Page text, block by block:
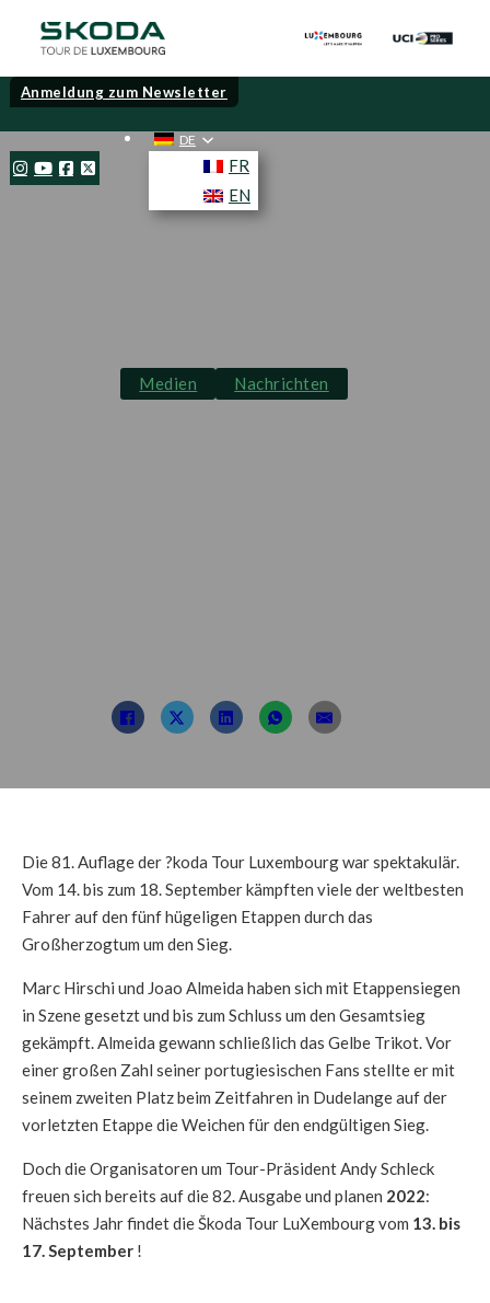
Anmeldung zum Newsletter
DE
FR
EN
Medien Nachrichten
Die 81. Auflage der ?koda Tour Luxembourg war spektakulär.
Vom 14. bis zum 18. September kämpften viele der weltbesten
Fahrer auf den fünf hügeligen Etappen durch das
Großherzogtum um den Sieg.
Marc Hirschi und Joao Almeida haben sich mit Etappensiegen
in Szene gesetzt und bis zum Schluss um den Gesamtsieg
gekämpft. Almeida gewann schließlich das Gelbe Trikot. Vor
einer großen Zahl seiner portugiesischen Fans stellte er mit
seinem zweiten Platz beim Zeitfahren in Dudelange auf der
vorletzten Etappe die Weichen für den endgültigen Sieg.
Doch die Organisatoren um Tour-Präsident Andy Schleck
freuen sich bereits auf die 82. Ausgabe und planen 2022:
Nächstes Jahr findet die Škoda Tour LuXembourg vom 13. bis
17. September !